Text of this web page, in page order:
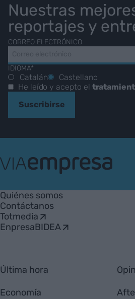
Nuestras
reportajes y
CORREO ELECTRÓNICO
IDIOMA*
Catalán
Castellano
He leído y acepto el
Suscribirse
Empresa
Quiénes somos
Contáctanos
Totmedia
EnpresaBIDEA
Última hora
Economía